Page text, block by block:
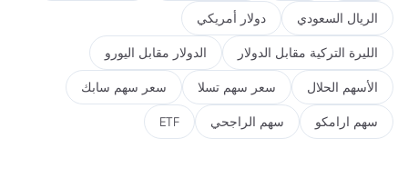
الريال السعودي دولار أمريكي
الليرة التركية مقابل الدولار الدولار مقابل اليورو
الأسهم الحلال سعر سهم تسلا سعر سهم سابك
سهم ارامكو سهم الراجحي ETF